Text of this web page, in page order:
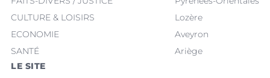
CULTURE & LOISIRS
ECONOMIE
SANTÉ
Lozère
Aveyron
Ariège
LE SITE